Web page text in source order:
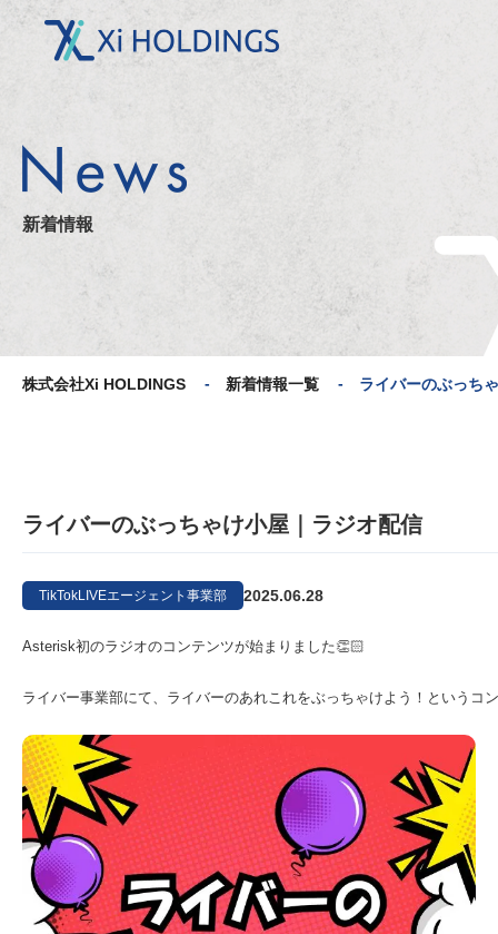
ラジオ配信 | 株式会社Xi HOL
新着情報
株式会社Xi HOLDINGS 新着情報一覧 ライバーのぶっち
ライバーのぶっちゃけ小屋｜ラジオ配信
TikTokLIVEエージェント事業部 2025.06.28
Asterisk初のラジオのコンテンツが始まりました👏🏻
ライバー事業部にて、ライバーのあれこれをぶっちゃけよう！というコ